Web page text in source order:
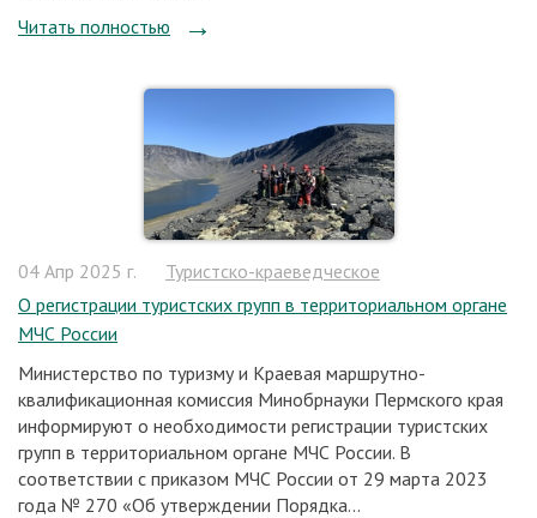
Читать полностью
04 Апр 2025 г.
Туристско-краеведческое
О регистрации туристских групп в территориальном органе
МЧС России
Министерство по туризму и Краевая маршрутно-
квалификационная комиссия Минобрнауки Пермского края
информируют о необходимости регистрации туристских
групп в территориальном органе МЧС России. В
соответствии с приказом МЧС России от 29 марта 2023
года № 270 «Об утверждении Порядка...